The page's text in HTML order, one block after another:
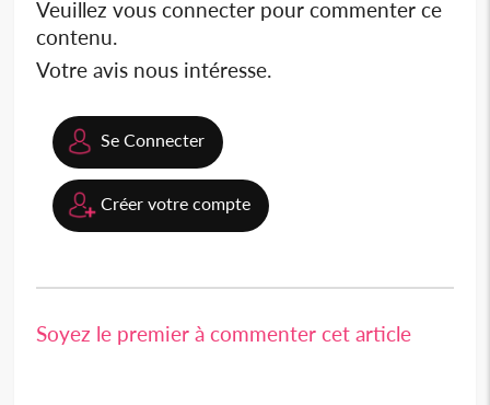
Veuillez vous connecter pour commenter ce
contenu.
Votre avis nous intéresse.
Se Connecter
Créer votre compte
Soyez le premier à commenter cet article